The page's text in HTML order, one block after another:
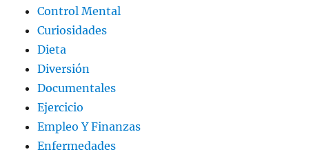
Control Mental
Curiosidades
Dieta
Diversión
Documentales
Ejercicio
Empleo Y Finanzas
Enfermedades